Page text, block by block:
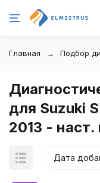
Главная Подбор
для Suzuki
2013 - наст.
Дата